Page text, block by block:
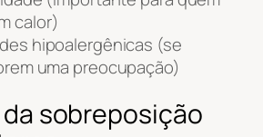
calor)
hipoalergênicas (se
uma preocupação)
sobreposição